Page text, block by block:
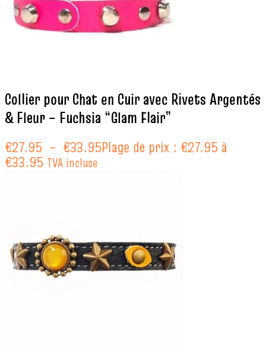
Collier pour Chat en Cuir avec Rivets Argentés
& Fleur – Fuchsia “Glam Flair”
€27.95 – €33.95Plage de prix : €27.95 à
€33.95 TVA incluse